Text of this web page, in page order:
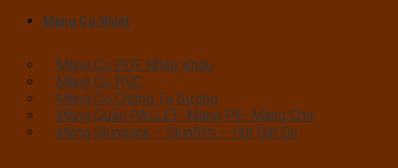
Màng Co Nhiệt
Màng Co POF Nhập Khẩu
Màng Co PVC
Màng Co Chống Tụ Sương
Màng Quấn PALLET- Màng PE- Màng Chit
Màng Skinpack – Skinfilm – Hút Sát Da